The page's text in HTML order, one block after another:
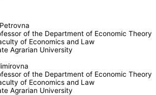
of the Department of Economic Theory
of Economics and Law
Agrarian University
of the Department of Economic Theory
of Economics and Law
Agrarian University